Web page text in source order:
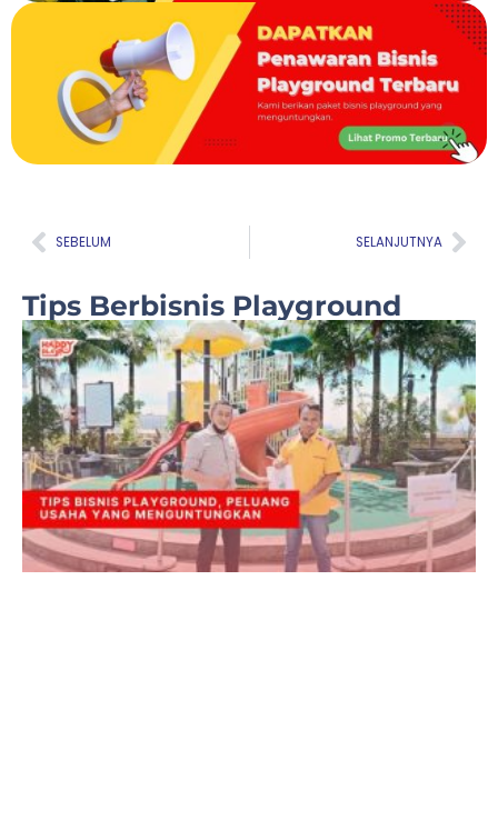
Prev
SEBELUM SELANJUTNYA
Tips Berbisnis Playground